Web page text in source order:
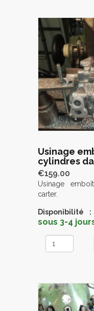
Usinage
cylindres
€159.00
Usinage
carter.
Disponibilité :
sous 3-4